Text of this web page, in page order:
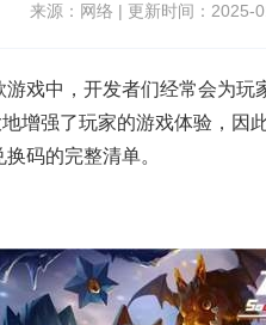
来源：网络 | 更新时间：2025-
游戏中，开发者们经常会为玩
增强了玩家的游戏体验，因
码的完整清单。